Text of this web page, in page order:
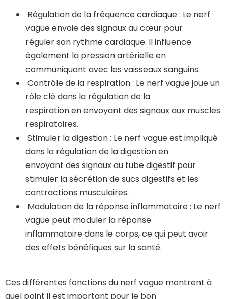
Régulation de la fréquence cardiaque : Le nerf
vague envoie des signaux au cœur pour
réguler son rythme cardiaque. Il influence
également la pression artérielle en
communiquant avec les vaisseaux sanguins.
Contrôle de la respiration : Le nerf vague joue un
rôle clé dans la régulation de la
respiration en envoyant des signaux aux muscles
respiratoires.
Stimuler la digestion : Le nerf vague est impliqué
dans la régulation de la digestion en
envoyant des signaux au tube digestif pour
stimuler la sécrétion de sucs digestifs et les
contractions musculaires.
Modulation de la réponse inflammatoire : Le nerf
vague peut moduler la réponse
inflammatoire dans le corps, ce qui peut avoir
des effets bénéfiques sur la santé.
Ces différentes fonctions du nerf vague montrent à
quel point il est important pour le bon